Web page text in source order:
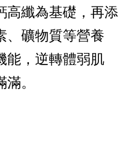
高纖為基礎，再添
、礦物質等營養
能，逆轉體弱肌
。